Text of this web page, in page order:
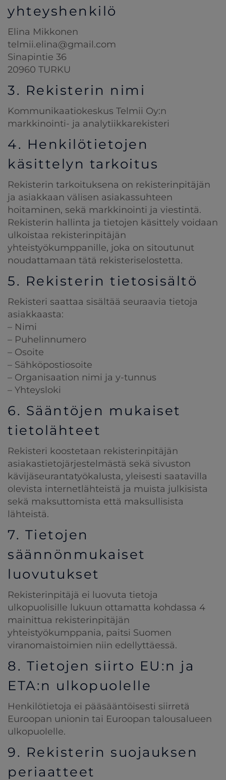
yhteyshenkilö
Elina Mikkonen
telmii.elina@gmail.com
Sinapintie 36
20960 TURKU
3. Rekisterin nimi
Kommunikaatiokeskus Telmii Oy:n
markkinointi- ja analytiikkarekisteri
4. Henkilötietojen
käsittelyn tarkoitus
Rekisterin tarkoituksena on rekisterinpitäjän
ja asiakkaan välisen asiakassuhteen
hoitaminen, sekä markkinointi ja viestintä.
Rekisterin hallinta ja tietojen käsittely voidaan
ulkoistaa rekisterinpitäjän
yhteistyökumppanille, joka on sitoutunut
noudattamaan tätä rekisteriselostetta.
5. Rekisterin tietosisältö
Rekisteri saattaa sisältää seuraavia tietoja
asiakkaasta:
– Nimi
– Puhelinnumero
– Osoite
– Sähköpostiosoite
– Organisaation nimi ja y-tunnus
– Yhteysloki
6. Sääntöjen mukaiset
tietolähteet
Rekisteri koostetaan rekisterinpitäjän
asiakastietojärjestelmästä sekä sivuston
kävijäseurantatyökalusta, yleisesti saatavilla
olevista internetlähteistä ja muista julkisista
sekä maksuttomista että maksullisista
lähteistä.
7. Tietojen
säännönmukaiset
luovutukset
Rekisterinpitäjä ei luovuta tietoja
ulkopuolisille lukuun ottamatta kohdassa 4
mainittua rekisterinpitäjän
yhteistyökumppania, paitsi Suomen
viranomaistoimien niin edellyttäessä.
8. Tietojen siirto EU:n ja
ETA:n ulkopuolelle
Henkilötietoja ei pääsääntöisesti siirretä
Euroopan unionin tai Euroopan talousalueen
ulkopuolelle.
9. Rekisterin suojauksen
periaatteet